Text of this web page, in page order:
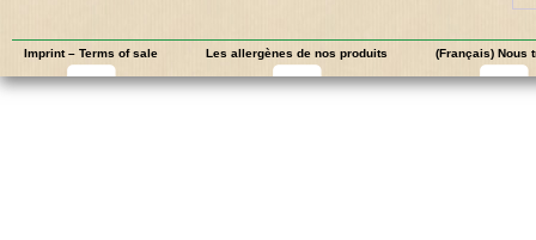
Imprint – Terms of sale Les allergènes de nos produits (Français) Nous